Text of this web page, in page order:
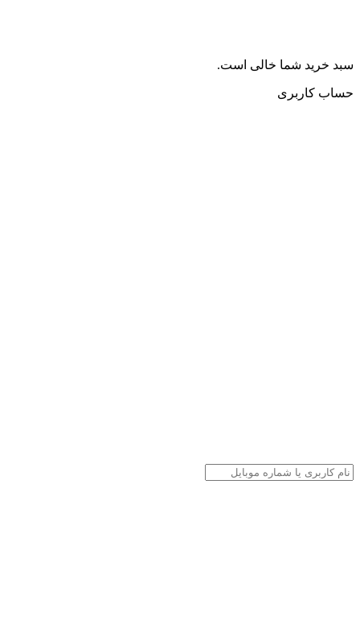
سبد خرید شما خالی است.
حساب کاربری